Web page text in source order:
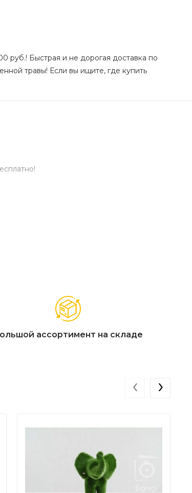
руб.! Быстрая и не дорогая доставка по
травы! Если вы ищите, где купить
ассортимент на складе
‹ ›